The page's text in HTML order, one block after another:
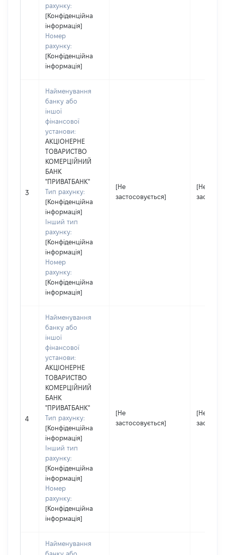
рахунку:
[Конфіденційна
інформація]
Номер
рахунку:
[Конфіденційна
інформація]
3
Найменування
банку або
іншої
фінансової
установи:
АКЦІОНЕРНЕ
ТОВАРИСТВО
КОМЕРЦІЙНИЙ
БАНК
"ПРИВАТБАНК"
Тип рахунку:
[Конфіденційна
інформація]
Інший тип
рахунку:
[Конфіденційна
інформація]
Номер
рахунку:
[Конфіденційна
інформація]
[Не
застосовується]
[Не
4
Найменування
банку або
іншої
фінансової
установи:
АКЦІОНЕРНЕ
ТОВАРИСТВО
КОМЕРЦІЙНИЙ
БАНК
"ПРИВАТБАНК"
Тип рахунку:
[Конфіденційна
інформація]
Інший тип
рахунку:
[Конфіденційна
інформація]
Номер
рахунку:
[Конфіденційна
інформація]
[Не
застосовується]
[Не
Найменування
банку або